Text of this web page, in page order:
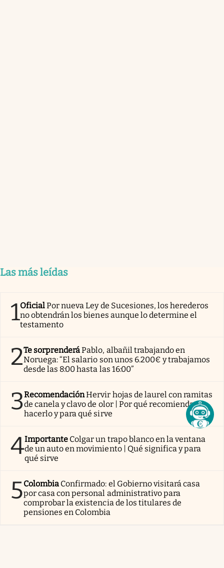
Las más leídas
1OficialPor nueva Ley de Sucesiones, los herederos
no obtendrán los bienes aunque lo determine el
testamento
2Te sorprenderáPablo, albañil trabajando en
Noruega: “El salario son unos 6.200€ y trabajamos
desde las 8:00 hasta las 16:00”
3RecomendaciónHervir hojas de laurel con ramitas
de canela y clavo de olor | Por qué recomiendan
hacerlo y para qué sirve
4Importante Colgar un trapo blanco en la ventana
de un auto en movimiento | Qué significa y para
qué sirve
5Colombia Confirmado: el Gobierno visitará casa
por casa con personal administrativo para
comprobar la existencia de los titulares de
pensiones en Colombia